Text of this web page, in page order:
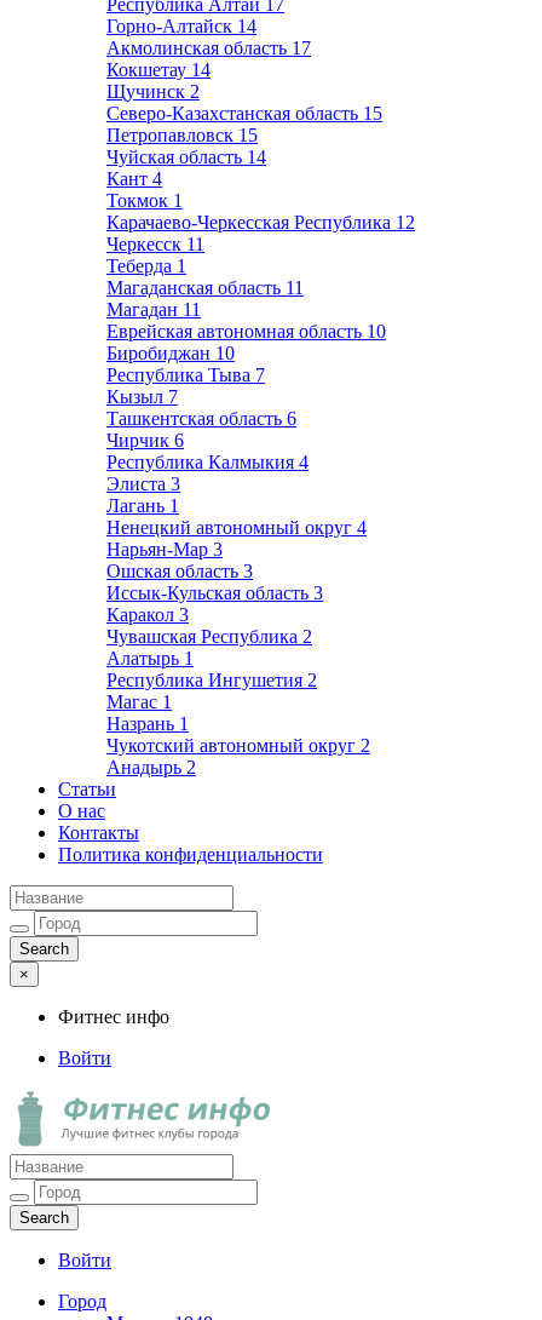
Республика Алтай 17
Горно-Алтайск 14
Акмолинская область 17
Кокшетау 14
Щучинск 2
Северо-Казахстанская область 15
Петропавловск 15
Чуйская область 14
Кант 4
Токмок 1
Карачаево-Черкесская Республика 12
Черкесск 11
Теберда 1
Магаданская область 11
Магадан 11
Еврейская автономная область 10
Биробиджан 10
Республика Тыва 7
Кызыл 7
Ташкентская область 6
Чирчик 6
Республика Калмыкия 4
Элиста 3
Лагань 1
Ненецкий автономный округ 4
Нарьян-Мар 3
Ошская область 3
Иссык-Кульская область 3
Каракол 3
Чувашская Республика 2
Алатырь 1
Республика Ингушетия 2
Магас 1
Назрань 1
Чукотский автономный округ 2
Анадырь 2
Статьи
О нас
Контакты
Политика конфиденциальности
×
Фитнес инфо
Войти
Фитнес инфо
Лучшие фитнес клубы города
Войти
Город